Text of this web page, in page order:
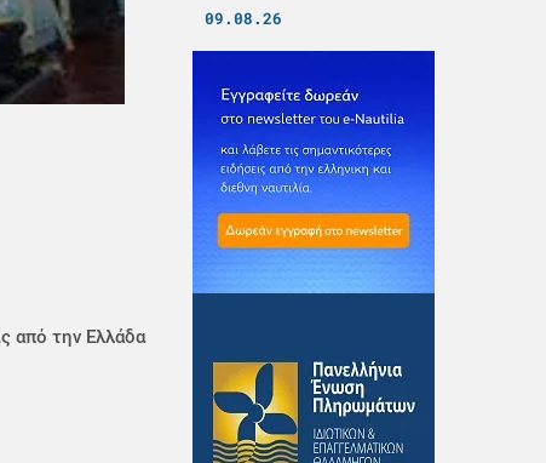
από την Ελλάδα
09.08.26